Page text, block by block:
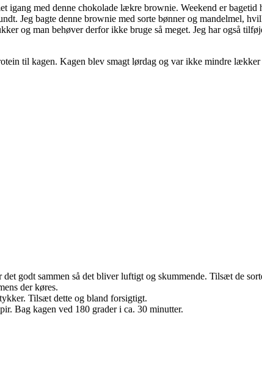
igang med denne chokolade lækre brownie. Weekend er
Jeg bagte denne brownie med sorte bønner og mandelmel,
og man behøver derfor ikke bruge så meget. Jeg har også
til kagen. Kagen blev smagt lørdag og var ikke mindre
godt sammen så det bliver luftigt og skummende. Tilsæt de
der køres.
Tilsæt dette og bland forsigtigt.
Bag kagen ved 180 grader i ca. 30 minutter.